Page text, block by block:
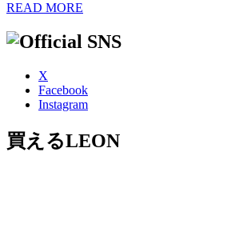
READ MORE
X
Facebook
Instagram
買えるLEON